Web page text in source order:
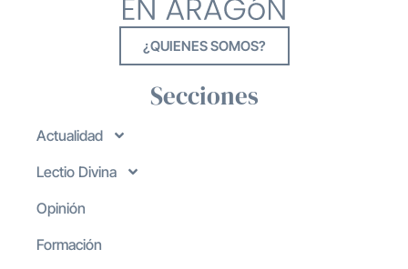
¿QUIENES SOMOS?
Secciones
Actualidad
Lectio Divina
Opinión
Formación